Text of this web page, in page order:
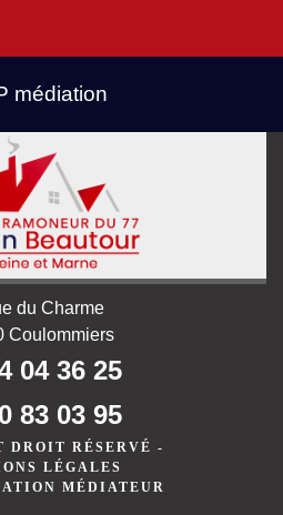
médiation
du Charme
Coulommiers
04 36 25
83 03 95
DROIT RÉSERVÉ -
LÉGALES
MÉDIATEUR